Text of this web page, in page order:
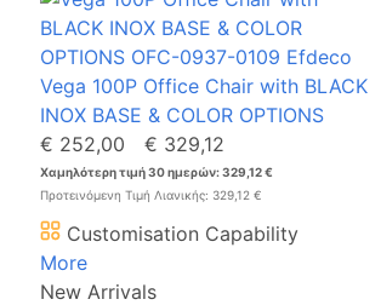
Vega 100P Office Chair with BLACK
INOX BASE & COLOR OPTIONS
€ 252,00
€ 329,12
Χαμηλότερη τιμή 30 ημερών: 329,12 €
Προτεινόμενη Τιμή Λιανικής: 329,12 €
Customisation Capability
More
New Arrivals